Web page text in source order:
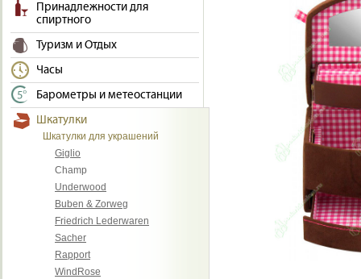
Принадлежности для
спиртного
Туризм и Отдых
Часы
Барометры и метеостанции
Шкатулки
Шкатулки для украшений
Giglio
Champ
Underwood
Buben & Zorweg
Friedrich Lederwaren
Sacher
Rapport
WindRose